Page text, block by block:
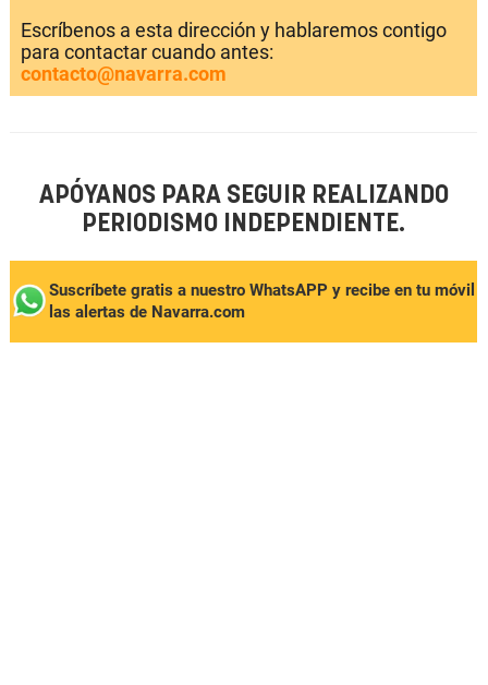
Escríbenos a esta dirección y hablaremos contigo
para contactar cuando antes:
contacto@navarra.com
APÓYANOS PARA SEGUIR REALIZANDO
PERIODISMO INDEPENDIENTE.
Suscríbete gratis a nuestro WhatsAPP y recibe en tu móvil
las alertas de Navarra.com